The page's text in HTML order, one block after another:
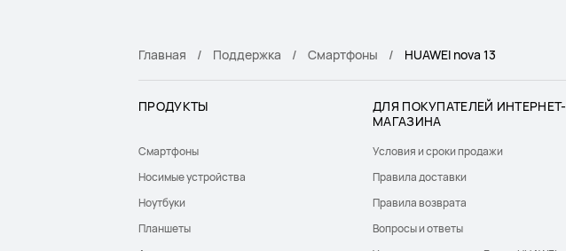
Главная Поддержка Смартфоны HUAWEI nova 13
ПРОДУКТЫ
Смартфоны
Носимые устройства
Ноутбуки
Планшеты
ДЛЯ ПОКУПАТЕЛЕЙ ИНТЕРНЕТ-
МАГАЗИНА
Условия и сроки продажи
Правила доставки
Правила возврата
Вопросы и ответы